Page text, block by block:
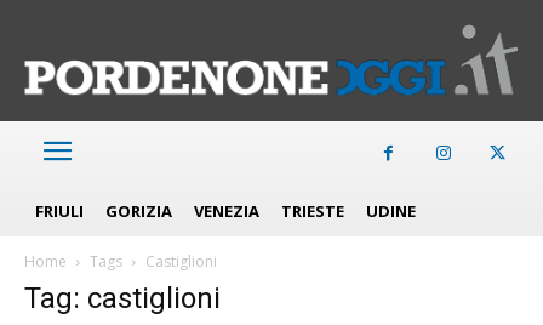
FRIULI GORIZIA VENEZIA TRIESTE UDINE
Home Tags Castiglioni
Tag: castiglioni